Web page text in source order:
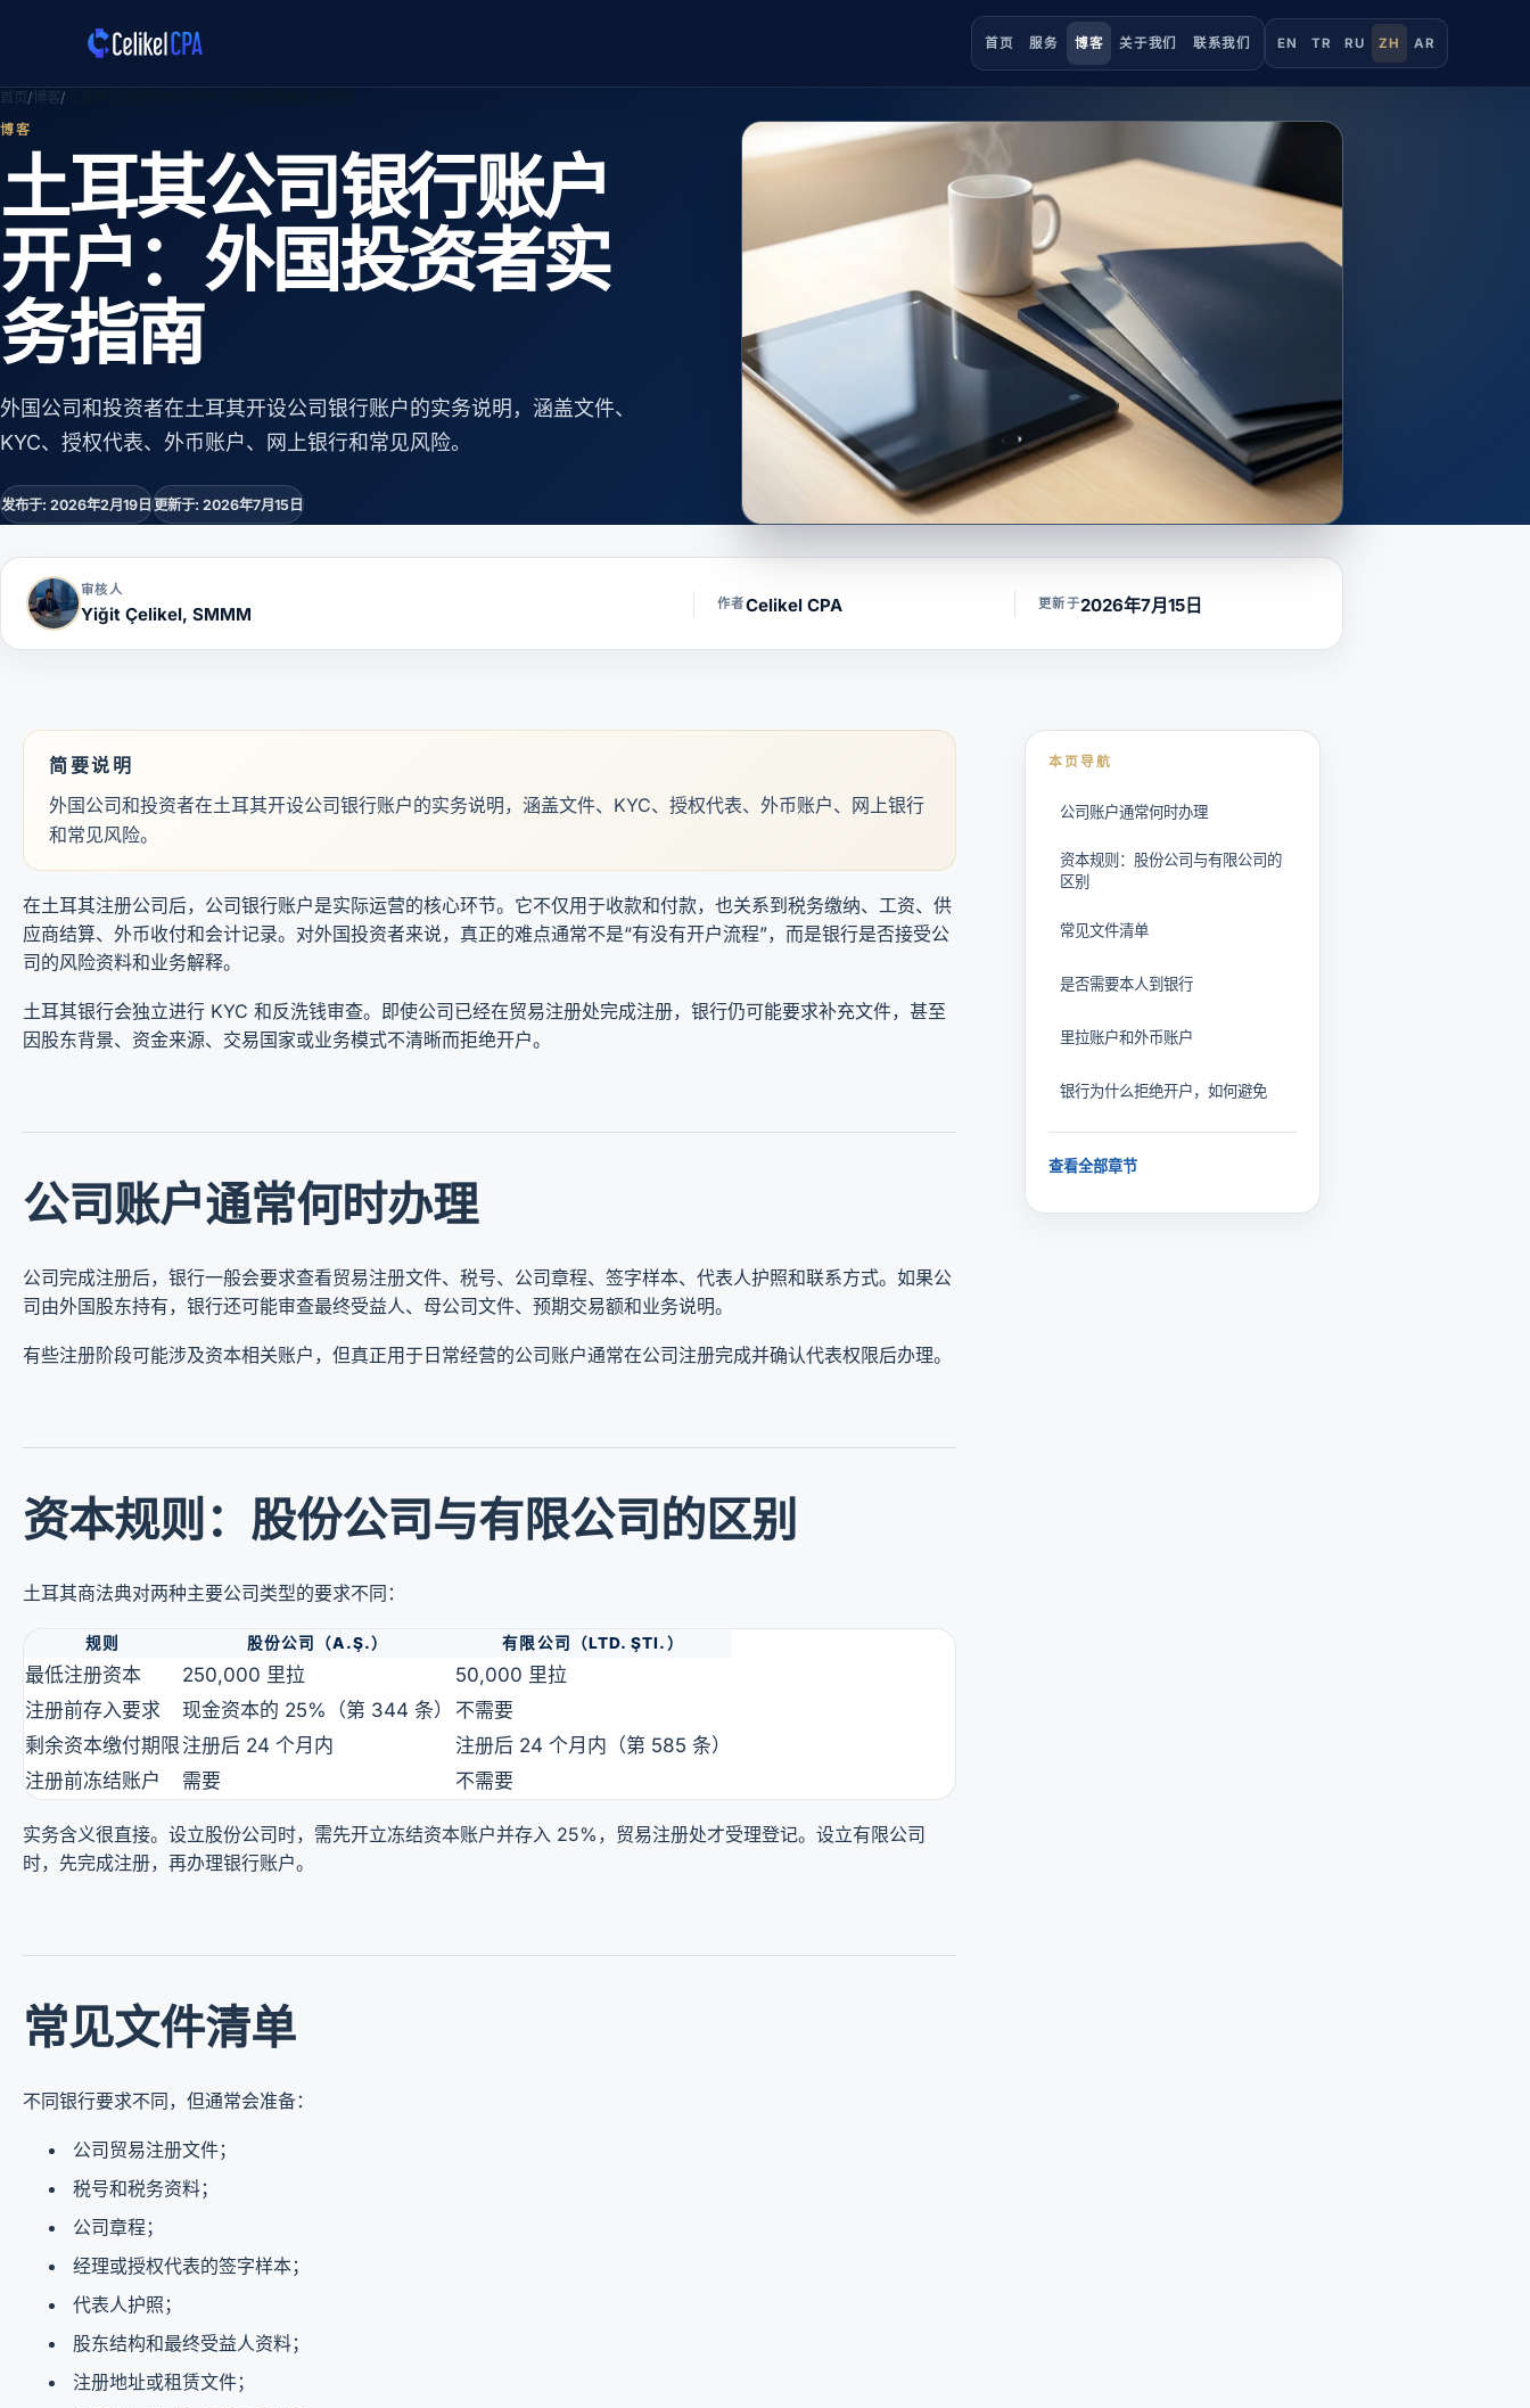
首页 服务 博客 关于我们 联系我们 EN TR RU ZH AR
首页 博客
博客
土耳其公司银行账户
开户：外国投资者实
务指南
外国公司和投资者在土耳其开设公司银行账户的实务说明，涵盖文件、
KYC、授权代表、外币账户、网上银行和常见风险。
发布于: 2026年2月19日更新于: 2026年7月15日
审核人
Yiğit Çelikel, SMMM
作者Celikel CPA 更新于2026年7月15日
简要说明
外国公司和投资者在土耳其开设公司银行账户的实务说明，涵盖文件、KYC、授权代表、外币账户、网上银行
和常见风险。
在土耳其注册公司后，公司银行账户是实际运营的核心环节。它不仅用于收款和付款，也关系到税务缴纳、工资、供
应商结算、外币收付和会计记录。对外国投资者来说，真正的难点通常不是“有没有开户流程”，而是银行是否接受公
司的风险资料和业务解释。
土耳其银行会独立进行 KYC 和反洗钱审查。即使公司已经在贸易注册处完成注册，银行仍可能要求补充文件，甚至
因股东背景、资金来源、交易国家或业务模式不清晰而拒绝开户。
公司账户通常何时办理
公司完成注册后，银行一般会要求查看贸易注册文件、税号、公司章程、签字样本、代表人护照和联系方式。如果公
司由外国股东持有，银行还可能审查最终受益人、母公司文件、预期交易额和业务说明。
有些注册阶段可能涉及资本相关账户，但真正用于日常经营的公司账户通常在公司注册完成并确认代表权限后办理。
资本规则：股份公司与有限公司的区别
土耳其商法典对两种主要公司类型的要求不同：
规则 股份公司（A.Ş.） 有限公司（LTD. ŞTI.）
最低注册资本 250,000 里拉
50,000 里拉
注册前存入要求
现金资本的 25%（第 344 条）
不需要
剩余资本缴付期限 注册后 24 个月内
注册后 24 个月内（第 585 条）
注册前冻结账户
需要 不需要
实务含义很直接。设立股份公司时，需先开立冻结资本账户并存入 25%，贸易注册处才受理登记。设立有限公司
时，先完成注册，再办理银行账户。
常见文件清单
不同银行要求不同，但通常会准备：
公司贸易注册文件；
税号和税务资料；
公司章程；
经理或授权代表的签字样本；
代表人护照；
股东结构和最终受益人资料；
注册地址或租赁文件；
本页导航
公司账户通常何时办理
资本规则：股份公司与有限公司的
区别
常见文件清单
是否需要本人到银行
里拉账户和外币账户
银行为什么拒绝开户，如何避免
查看全部章节